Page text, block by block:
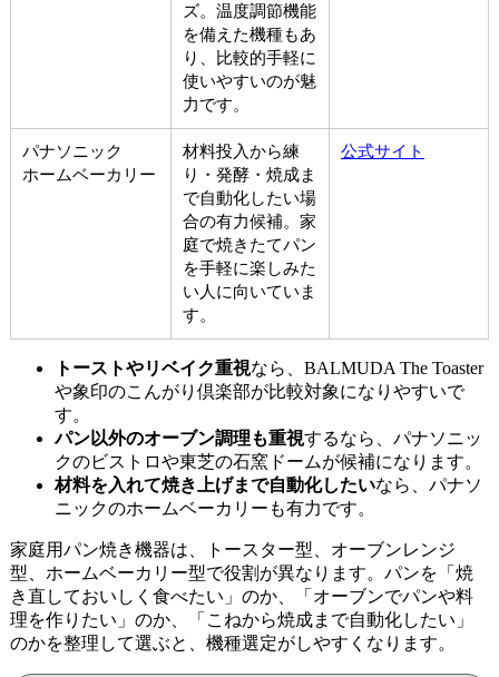
ズ。温度調節機能
を備えた機種もあ
り、比較的手軽に
使いやすいのが魅
力です。
パナソニック
ホームベーカリー
材料投入から練
り・発酵・焼成ま
で自動化したい場
合の有力候補。家
庭で焼きたてパン
を手軽に楽しみた
い人に向いていま
す。
公式サイト
トーストやリベイク重視なら、BALMUDA The Toaster
や象印のこんがり倶楽部が比較対象になりやすいで
す。
パン以外のオーブン調理も重視するなら、パナソニッ
クのビストロや東芝の石窯ドームが候補になります。
材料を入れて焼き上げまで自動化したいなら、パナソ
ニックのホームベーカリーも有力です。
家庭用パン焼き機器は、トースター型、オーブンレンジ
型、ホームベーカリー型で役割が異なります。パンを「焼
き直しておいしく食べたい」のか、「オーブンでパンや料
理を作りたい」のか、「こねから焼成まで自動化したい」
のかを整理して選ぶと、機種選定がしやすくなります。